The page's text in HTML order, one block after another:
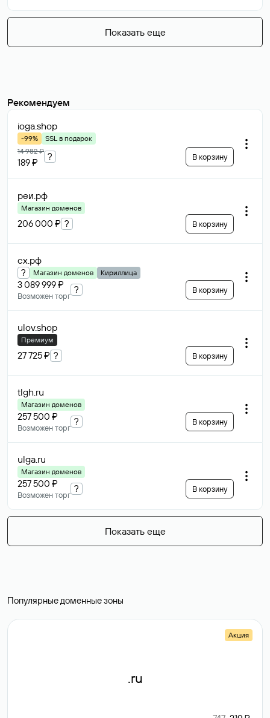
Показать еще
Рекомендуем
ioga.shop
-99%
SSL в подарок
14 982 ₽
189 ₽
? В корзину
реи.рф
Магазин доменов
206 000 ₽ ? В корзину
сх.рф
? Магазин доменов Кириллица
3 089 999 ₽
Возможен торг
? В корзину
ulov.shop
Премиум
27 725 ₽ ? В корзину
tlgh.ru
Магазин доменов
257 500 ₽
Возможен торг
? В корзину
ulga.ru
Магазин доменов
257 500 ₽
Возможен торг
? В корзину
Показать еще
Популярные доменные зоны
Акция
.ru